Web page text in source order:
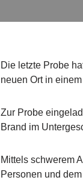
Die letzte Probe
neuen Ort in
Zur Probe
Brand im
Mittels schwerem
Personen und